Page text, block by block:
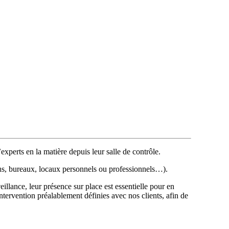
en la matière depuis leur salle de contrôle.
bureaux, locaux personnels ou professionnels…).
leur présence sur place est essentielle pour en
préalablement définies avec nos clients, afin de